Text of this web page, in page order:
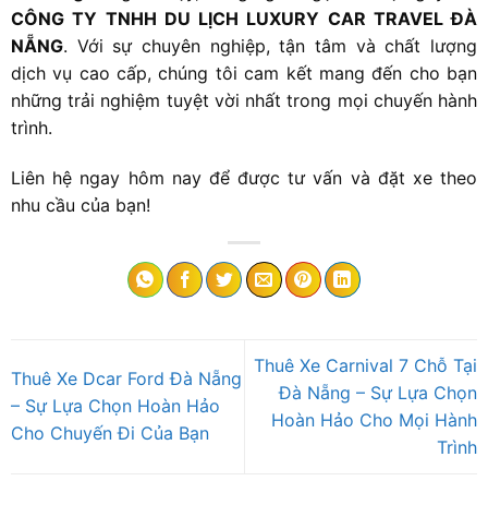
CÔNG TY TNHH DU LỊCH LUXURY CAR TRAVEL ĐÀ
NẴNG. Với sự chuyên nghiệp, tận tâm và chất lượng
dịch vụ cao cấp, chúng tôi cam kết mang đến cho bạn
những trải nghiệm tuyệt vời nhất trong mọi chuyến hành
trình.
Liên hệ ngay hôm nay để được tư vấn và đặt xe theo
nhu cầu của bạn!
Thuê Xe Dcar Ford Đà Nẵng
– Sự Lựa Chọn Hoàn Hảo
Cho Chuyến Đi Của Bạn
Thuê Xe Carnival 7 Chỗ Tại
Đà Nẵng – Sự Lựa Chọn
Hoàn Hảo Cho Mọi Hành
Trình